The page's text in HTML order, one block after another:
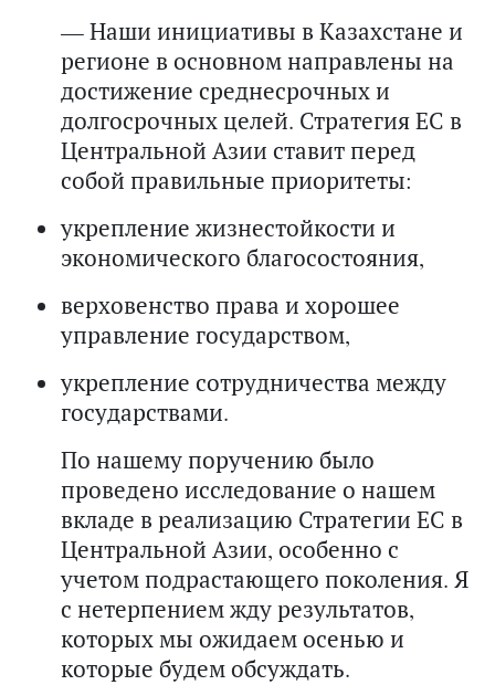
— Наши инициативы в Казахстане и
регионе в основном направлены на
достижение среднесрочных и
долгосрочных целей. Стратегия ЕС в
Центральной Азии ставит перед
собой правильные приоритеты:
укрепление жизнестойкости и
экономического благосостояния,
верховенство права и хорошее
управление государством,
укрепление сотрудничества между
государствами.
По нашему поручению было
проведено исследование о нашем
вкладе в реализацию Стратегии ЕС в
Центральной Азии, особенно с
учетом подрастающего поколения. Я
с нетерпением жду результатов,
которых мы ожидаем осенью и
которые будем обсуждать.